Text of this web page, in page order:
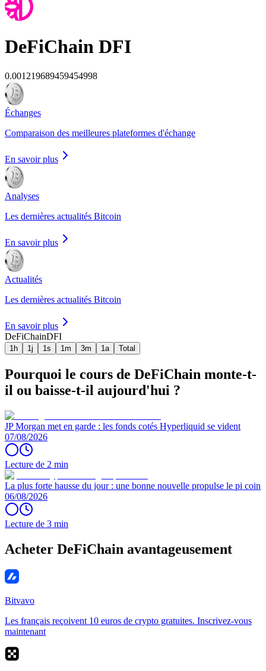
DeFiChain DFI
0.001219689459454998
Échanges
Comparaison des meilleures plateformes d'échange
En savoir plus
Analyses
Les dernières actualités Bitcoin
En savoir plus
Actualités
Les dernières actualités Bitcoin
En savoir plus
DeFiChainDFI
1h 1j 1s 1m 3m 1a Total
Pourquoi le cours de DeFiChain monte-t-
il ou baisse-t-il aujourd'hui ?
JP Morgan met en garde : les fonds cotés Hyperliquid se vident
07/08/2026
Lecture de 2 min
La plus forte hausse du jour : une bonne nouvelle propulse le pi coin
06/08/2026
Lecture de 3 min
Acheter DeFiChain avantageusement
Bitvavo
Les français reçoivent 10 euros de crypto gratuites. Inscrivez-vous
maintenant